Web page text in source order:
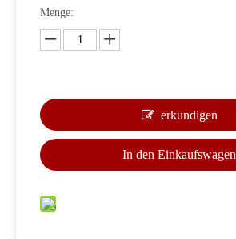
Menge:
erkundigen
In den Einkaufswagen